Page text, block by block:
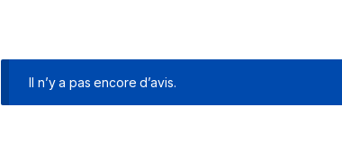
Il n’y a pas encore d’avis.